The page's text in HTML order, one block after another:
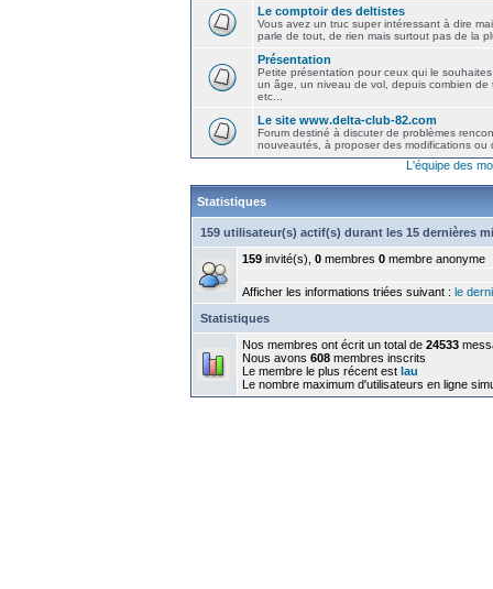
Le comptoir des deltistes
Vous avez un truc super intéressant à dire
parle de tout, de rien mais surtout pas de la
Présentation
Petite présentation pour ceux qui le
un âge, un niveau de vol, depuis combien de
etc...
Le site www.delta-club-82.com
Forum destiné à discuter de problèmes
nouveautés, à proposer des modifications ou
L'équipe des
Statistiques
159 utilisateur(s) actif(s) durant les 15 dernières
159 invité(s), 0 membres 0 membre anonyme
Afficher les informations triées suivant : le
Statistiques
Nos membres ont écrit un total de 24533
Nous avons 608 membres inscrits
Le membre le plus récent est lau
Le nombre maximum d'utilisateurs en ligne